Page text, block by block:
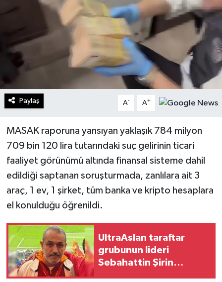
Paylaş A- A+
MASAK raporuna yansıyan yaklaşık 784 milyon
709 bin 120 lira tutarındaki suç gelirinin ticari
faaliyet görünümü altında finansal sisteme dahil
edildiği saptanan soruşturmada, zanlılara ait 3
araç, 1 ev, 1 şirket, tüm banka ve kripto hesaplara
el konulduğu öğrenildi.
UltraAslan taraftar
grubunun lideri
Sebahattin Şirin